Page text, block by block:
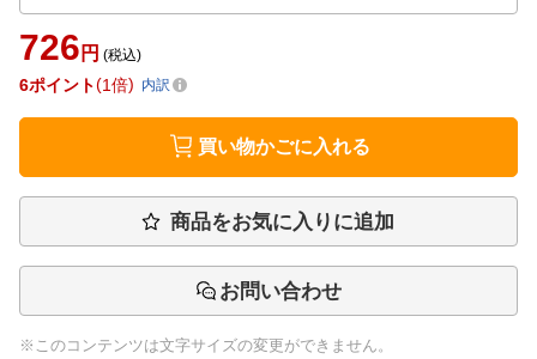
726 円 (税込)
6ポイント 1倍 内訳
買い物かごに入れる
商品をお気に入りに追加
お問い合わせ
※このコンテンツは文字サイズの変更ができません。